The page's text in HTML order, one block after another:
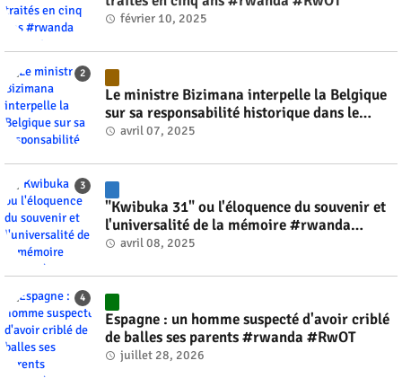
février 10, 2025
Le ministre Bizimana interpelle la Belgique
sur sa responsabilité historique dans le
génocide #rwanda #RwOT
avril 07, 2025
"Kwibuka 31" ou l'éloquence du souvenir et
l'universalité de la mémoire #rwanda
#RwOT
avril 08, 2025
Espagne : un homme suspecté d'avoir criblé
de balles ses parents #rwanda #RwOT
juillet 28, 2026